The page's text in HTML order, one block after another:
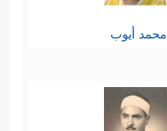
محمد أيوب